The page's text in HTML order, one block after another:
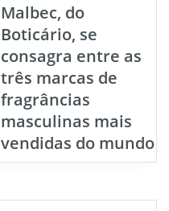
Malbec, do
Boticário, se
consagra entre as
três marcas de
fragrâncias
masculinas mais
vendidas do mundo